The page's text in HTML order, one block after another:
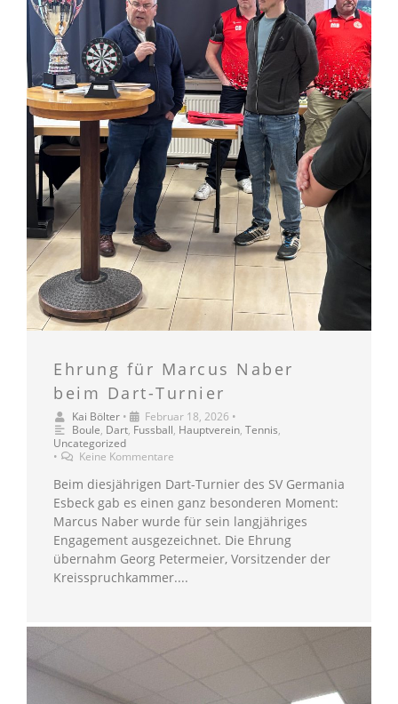
Ehrung für Marcus Naber
beim Dart-Turnier
Kai Bölter • Februar 18, 2026 •
Boule, Dart, Fussball, Hauptverein, Tennis,
Uncategorized
•
Keine Kommentare
Beim diesjährigen Dart-Turnier des SV Germania
Esbeck gab es einen ganz besonderen Moment:
Marcus Naber wurde für sein langjähriges
Engagement ausgezeichnet. Die Ehrung
übernahm Georg Petermeier, Vorsitzender der
Kreisspruchkammer....